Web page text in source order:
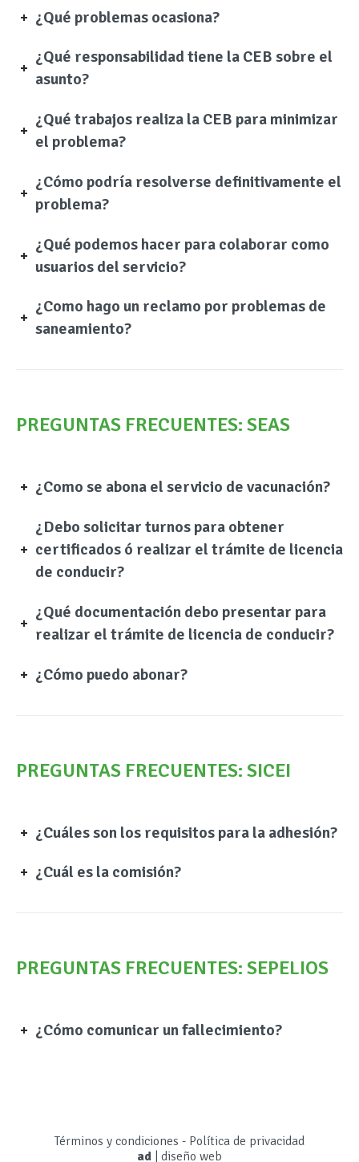
¿Qué problemas ocasiona?
¿Qué responsabilidad tiene la CEB sobre el
asunto?
¿Qué trabajos realiza la CEB para minimizar
el problema?
¿Cómo podría resolverse definitivamente el
problema?
¿Qué podemos hacer para colaborar como
usuarios del servicio?
¿Como hago un reclamo por problemas de
saneamiento?
PREGUNTAS FRECUENTES: SEAS
¿Como se abona el servicio de vacunación?
¿Debo solicitar turnos para obtener
certificados ó realizar el trámite de licencia
de conducir?
¿Qué documentación debo presentar para
realizar el trámite de licencia de conducir?
¿Cómo puedo abonar?
PREGUNTAS FRECUENTES: SICEI
¿Cuáles son los requisitos para la adhesión?
¿Cuál es la comisión?
PREGUNTAS FRECUENTES: SEPELIOS
¿Cómo comunicar un fallecimiento?
Términos y condiciones - Política de privacidad
ad diseño web